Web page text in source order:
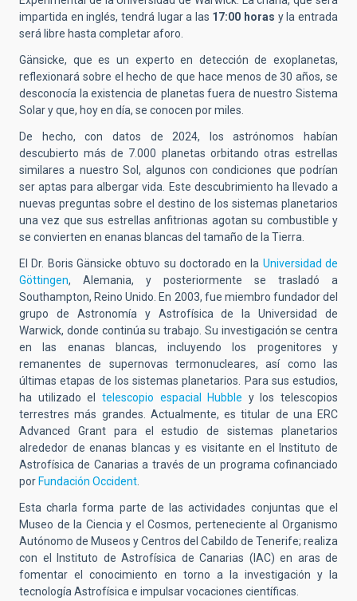
impartida en inglés, tendrá lugar a las 17:00 horas y la entrada
será libre hasta completar aforo.
Gänsicke, que es un experto en detección de exoplanetas,
reflexionará sobre el hecho de que hace menos de 30 años, se
desconocía la existencia de planetas fuera de nuestro Sistema
Solar y que, hoy en día, se conocen por miles.
De hecho, con datos de2024, los astrónomos habían
descubierto más de 7.000 planetas orbitando otras estrellas
similares a nuestro Sol, algunos con condiciones que podrían
ser aptas para albergar vida. Este descubrimiento ha llevado a
nuevas preguntas sobre el destino de los sistemas planetarios
una vez que sus estrellas anfitrionas agotan su combustible y
se convierten en enanas blancas del tamaño de la Tierra.
El Dr. Boris Gänsicke obtuvo su doctorado en la Universidad de
Göttingen, Alemania, y posteriormente se trasladó a
Southampton, Reino Unido. En 2003, fue miembro fundador del
grupo de Astronomía y Astrofísica de la Universidad de
Warwick, donde continúa su trabajo. Su investigación se centra
en las enanas blancas, incluyendo los progenitores y
remanentes de supernovas termonucleares, así como las
últimas etapas de los sistemas planetarios. Para sus estudios,
ha utilizado el telescopio espacial Hubble y los telescopios
terrestres más grandes. Actualmente, es titular de una ERC
Advanced Grant para el estudio de sistemas planetarios
alrededor de enanas blancas y es visitante en el Instituto de
Astrofísica de Canarias a través de un programa cofinanciado
por Fundación Occident.
Esta charla forma parte de las actividades conjuntas que el
Museo de la Ciencia y el Cosmos, perteneciente al Organismo
Autónomo de Museos y Centros del Cabildo de Tenerife; realiza
con el Instituto de Astrofísica de Canarias (IAC) en aras de
fomentar el conocimiento en torno a la investigación y la
tecnología Astrofísica e impulsar vocaciones científicas.